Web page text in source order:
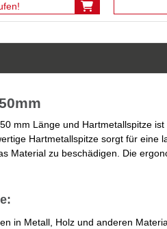
mm Länge und Hartmetallspitze
Hartmetallspitze sorgt für
Material zu beschädigen. Die
in Metall, Holz und anderen